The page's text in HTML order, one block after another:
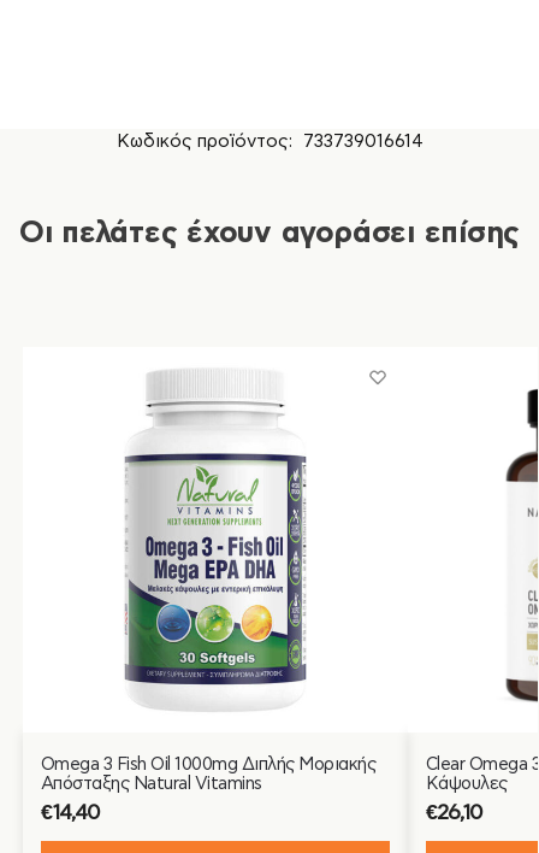
Κωδικός προϊόντος: 733739016614
Οι πελάτες έχουν αγοράσει επίσης
Omega 3 Fish Oil 1000mg Διπλής Μοριακής
Απόσταξης Natural Vitamins
€14,40
Clear Omega
Κάψουλες
€26,10